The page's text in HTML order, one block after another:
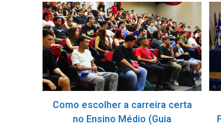
Como escolher a carreira certa
no Ensino Médio (Guia